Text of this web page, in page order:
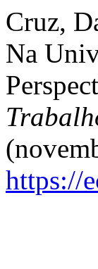
Cruz,
Na
https://